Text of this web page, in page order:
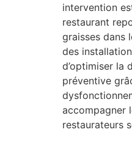
intervention
restaurant
graisses dans
des
d’optimiser la
préventive
accompagner
restaurateurs